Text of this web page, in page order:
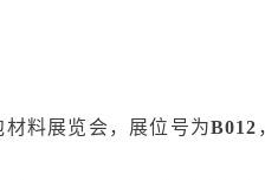
料展览会，展位号为B012